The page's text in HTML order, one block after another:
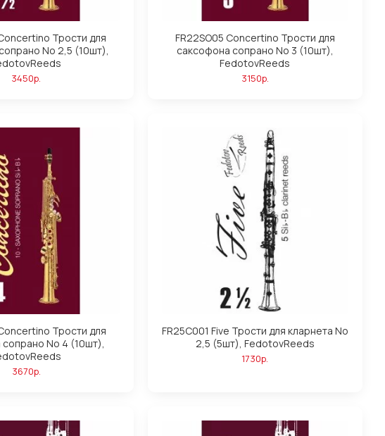
Трости для
No 2,5 (10шт),
3450р.
FR22SO05 Concertino Трости для
саксофона сопрано No 3 (10шт),
FedotovReeds
3150р.
Трости для
No 4 (10шт),
3670р.
FR25C001 Five Трости для кларнета No
2,5 (5шт), FedotovReeds
1730р.